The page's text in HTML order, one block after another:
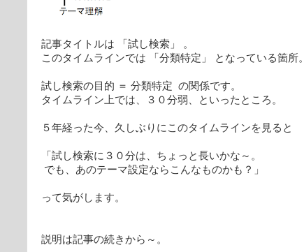
記事タイトルは 「試し検索」 。
このタイムラインでは 「分類特定」 となっている箇所。
試し検索の目的 ＝ 分類特定 の関係です。
タイムライン上では、３０分弱、といったところ。
５年経った今、久しぶりにこのタイムラインを見ると
「試し検索に３０分は、ちょっと長いかな～。
でも、あのテーマ設定ならこんなものかも？」
って気がします。
説明は記事の続きから～。